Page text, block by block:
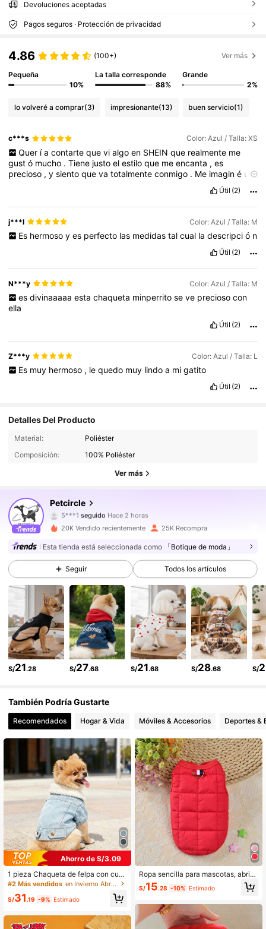
Devoluciones aceptadas
Pagos seguros · Protección de privacidad
4.86 (100+) Ver más
Pequeña
10%
La talla corresponde
88%
Grande
2%
lo volveré a comprar(3) impresionante(13) buen servicio(1)
c***s Color: Azul / Talla: XS
Quer ía contarte que vi algo en SHEIN que realmente me
gustó mucho .Tiene justoelestiloque meencanta ,es
precioso ,ysientoquevatotalmenteconmigo . Me imaginé us
Útil (2)
j***l Color: Azul / Talla: M
Es hermoso y es perfecto las medidas tal cual la descripci ó n
Útil (2)
N***y Color: Azul / Talla: M
es divinaaaaa esta chaqueta minperrito se ve precioso con
ella
Útil (2)
Z***y Color: Azul / Talla: L
Es muy hermoso , le quedo muy lindo a mi gatito
Útil (2)
Detalles Del Producto
Material:
Poliéster
Composición:
100% Poliéster
Ver más
Petcircle
9.2K Seguidores
5***1 seguido Hace 2 horas
4.91
9.2K Seguidores
4.91 9.2K Seguidores
4.91 9.2K Seguidores
4.91 9.2K Seguidores
4.91 9.2K Seguidores
20K Vendido recientemente 25K Recompra
Esta tienda está seleccionada como 「Botique de moda」
Seguir Todos los artículos
S/21.28 S/27.68 S/21.68 S/28.68 S/
También Podría Gustarte
Recomendados Hogar & Vida Móviles & Accesorios Deportes &
Ahorro de S/3.09
1 pieza Chaqueta de felpa con cuell
o de piel para mascotas, gatos y per
#2 Más vendidos en Invierno Abrigos y chaquetas para mascotas
S/31.19 -9% Estimado
Ropa sencilla para mascotas, abrig
o acolchado para perros y gatos, ad
ecuado para otoño/invierno, Teddy,
S/15.28 -10% Estimado